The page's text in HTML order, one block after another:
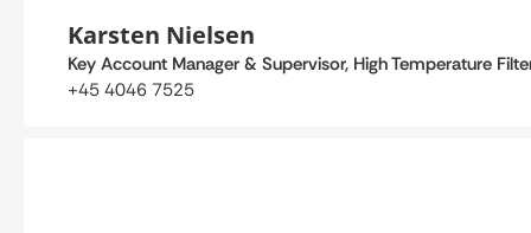
Karsten Nielsen
Key Account Manager & Supervisor, High Temperature
+45 4046 7525